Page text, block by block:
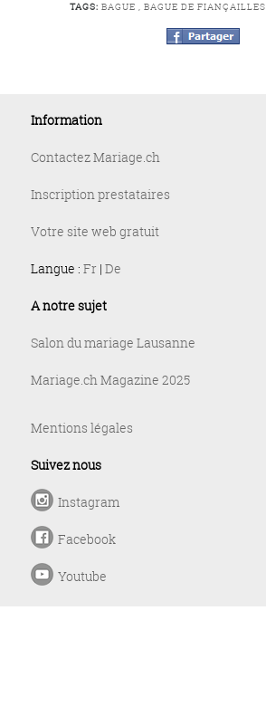
TAGS: BAGUE , BAGUE DE FIANÇAILLES
Information
Contactez Mariage.ch
Inscription prestataires
Votre site web gratuit
Langue : Fr | De
A notre sujet
Salon du mariage Lausanne
Mariage.ch Magazine 2025
Mentions légales
Suivez nous
Instagram
Facebook
Youtube